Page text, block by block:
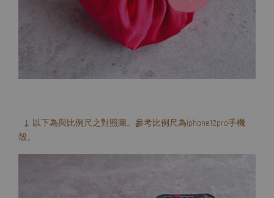
↓ 以下為與比例尺之對照圖。參考比例尺為iphone12pro手機
殼。